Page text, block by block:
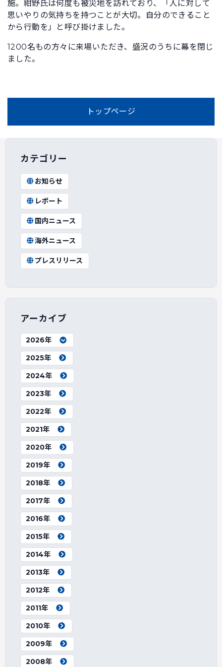
施。紺野氏は何度も被災地を訪れており、「人に対して
思いやりの気持ちを持つことが大切。自分のできること
から行動を」と呼び掛けました。
1200名もの方々に来場いただき、盛況のうちに幕を閉じ
ました。
トップページ
カテゴリー
お知らせ
レポート
国内ニュース
海外ニュース
プレスリリース
アーカイブ
2026年
2025年
2024年
2023年
2022年
2021年
2020年
2019年
2018年
2017年
2016年
2015年
2014年
2013年
2012年
2011年
2010年
2009年
2008年